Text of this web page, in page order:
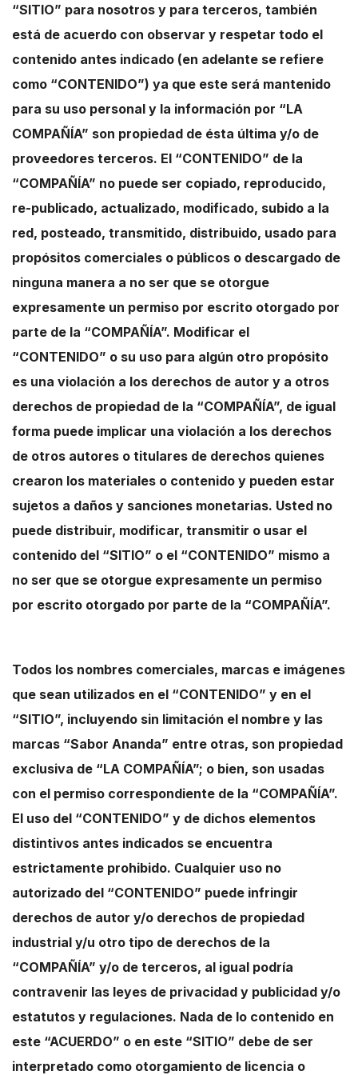
“SITIO” para nosotros y para terceros, también
está de acuerdo con observar y respetar todo el
contenido antes indicado (en adelante se refiere
como “CONTENIDO”) ya que este será mantenido
para su uso personal y la información por “LA
COMPAÑÍA” son propiedad de ésta última y/o de
proveedores terceros. El “CONTENIDO” de la
“COMPAÑÍA” no puede ser copiado, reproducido,
re-publicado, actualizado, modificado, subido a la
red, posteado, transmitido, distribuido, usado para
propósitos comerciales o públicos o descargado de
ninguna manera a no ser que se otorgue
expresamente un permiso por escrito otorgado por
parte de la “COMPAÑÍA”. Modificar el
“CONTENIDO” o su uso para algún otro propósito
es una violación a los derechos de autor y a otros
derechos de propiedad de la “COMPAÑÍA”, de igual
forma puede implicar una violación a los derechos
de otros autores o titulares de derechos quienes
crearon los materiales o contenido y pueden estar
sujetos a daños y sanciones monetarias. Usted no
puede distribuir, modificar, transmitir o usar el
contenido del “SITIO” o el “CONTENIDO” mismo a
no ser que se otorgue expresamente un permiso
por escrito otorgado por parte de la “COMPAÑÍA”.
Todos los nombres comerciales, marcas e imágenes
que sean utilizados en el “CONTENIDO” y en el
“SITIO”, incluyendo sin limitación el nombre y las
marcas “Sabor Ananda” entre otras, son propiedad
exclusiva de “LA COMPAÑÍA”; o bien, son usadas
con el permiso correspondiente de la “COMPAÑÍA”.
El uso del “CONTENIDO” y de dichos elementos
distintivos antes indicados se encuentra
estrictamente prohibido. Cualquier uso no
autorizado del “CONTENIDO” puede infringir
derechos de autor y/o derechos de propiedad
industrial y/u otro tipo de derechos de la
“COMPAÑÍA” y/o de terceros, al igual podría
contravenir las leyes de privacidad y publicidad y/o
estatutos y regulaciones. Nada de lo contenido en
este “ACUERDO” o en este “SITIO” debe de ser
interpretado como otorgamiento de licencia o